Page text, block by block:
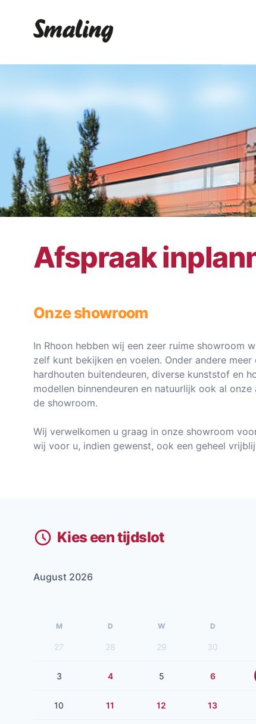
Afspraak
Onze showroom
In Rhoon hebben wij een zeer ruime showroom
zelf kunt bekijken en voelen. Onder andere meer
hardhouten buitendeuren, diverse kunststof en
modellen binnendeuren en natuurlijk ook al
de showroom.
Wij verwelkomen u graag in onze showroom
wij voor u, indien gewenst, ook een geheel
Kies een tijdslot
August 2026
M D W D
27 28 29 30
3 4 5 6
10 11 12 13